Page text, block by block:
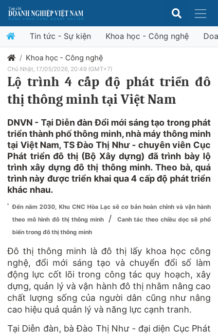
Tin tức - Sự kiện Khoa học - Công nghệ
Khoa học - Công nghệ
Chủ Nhật, 17/05/2026, 20:49 (GMT+7)
Lộ trình 4 cấp độ phát triển đô
thị thông minh tại Việt Nam
DNVN - Tại Diễn đàn Đổi mới sáng tạo trong phát
triển thành phố thông minh, nhà máy thông minh
tại Việt Nam, TS Đào Thị Như - chuyên viên Cục
Phát triển đô thị (Bộ Xây dựng) đã trình bày lộ
trình xây dựng đô thị thông minh. Theo bà, quá
trình này được triển khai qua 4 cấp độ phát triển
khác nhau.
Đến năm 2030, Khu CNC Hòa Lạc sẽ cơ bản hoàn chỉnh và vận hành
theo mô hình đô thị thông minh
/
Canh tác theo chiều dọc sẽ phổ
biến trong đô thị thông minh
Đô thị thông minh là đô thị lấy khoa học công
nghệ, đổi mới sáng tạo và chuyển đổi số làm
động lực cốt lõi trong công tác quy hoạch, xây
dựng, quản lý và vận hành đô thị nhằm nâng cao
chất lượng sống của người dân cũng như nâng
cao hiệu quả quản lý và năng lực cạnh tranh.
Tại Diễn đàn, bà Đào Thị Như - đại diện Cục Phát